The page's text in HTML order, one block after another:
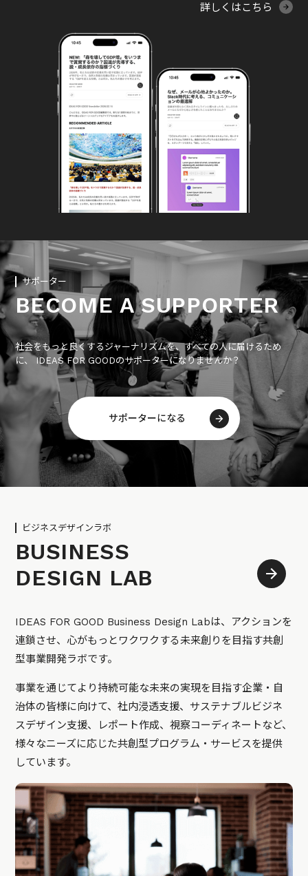
詳しくはこちら
サポーター
BECOME A SUPPORTER
社会をもっと良くするジャーナリズムを、すべての人に届けるため
に、 IDEAS FOR GOODのサポーターになりませんか？
サポーターになる
ビジネスデザインラボ
BUSINESS
DESIGN LAB
IDEAS FOR GOOD Business Design Labは、アクションを
連鎖させ、心がもっとワクワクする未来創りを目指す共創
型事業開発ラボです。
事業を通じてより持続可能な未来の実現を目指す企業・自
治体の皆様に向けて、社内浸透支援、サステナブルビジネ
スデザイン支援、レポート作成、視察コーディネートなど、
様々なニーズに応じた共創型プログラム・サービスを提供
しています。